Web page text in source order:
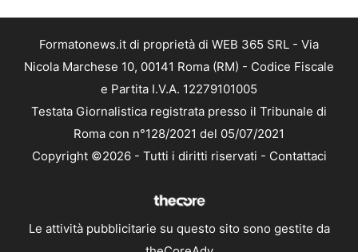
Formatonews.it di proprietà di WEB 365 SRL - Via
Nicola Marchese 10, 00141 Roma (RM) - Codice Fiscale
e Partita I.V.A. 12279101005
Testata Giornalistica registrata presso il Tribunale di
Roma con n°128/2021 del 05/07/2021
Copyright ©2026 - Tutti i diritti riservati - Contattaci
Le attività pubblicitarie su questo sito sono gestite da